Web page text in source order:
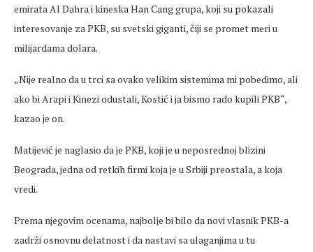
emirata Al Dahra i kineska Han Cang grupa, koji su pokazali
interesovanje za PKB, su svetski giganti, čiji se promet meri u
milijardama dolara.
„Nije realno da u trci sa ovako velikim sistemima mi pobedimo, ali
ako bi Arapi i Kinezi odustali, Kostić i ja bismo rado kupili PKB“,
kazao je on.
Matijević je naglasio da je PKB, koji je u neposrednoj blizini
Beograda, jedna od retkih firmi koja je u Srbiji preostala, a koja
vredi.
Prema njegovim ocenama, najbolje bi bilo da novi vlasnik PKB-a
zadrži osnovnu delatnost i da nastavi sa ulaganjima u tu